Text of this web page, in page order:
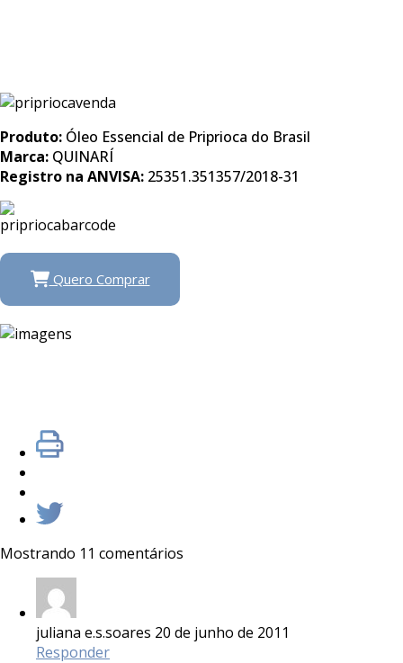
Produto: Óleo Essencial de Priprioca do Brasil
Marca: QUINARÍ
Registro na ANVISA: 25351.351357/2018-31
Quero Comprar
Mostrando 11 comentários
juliana e.s.soares 20 de junho de 2011
Responder